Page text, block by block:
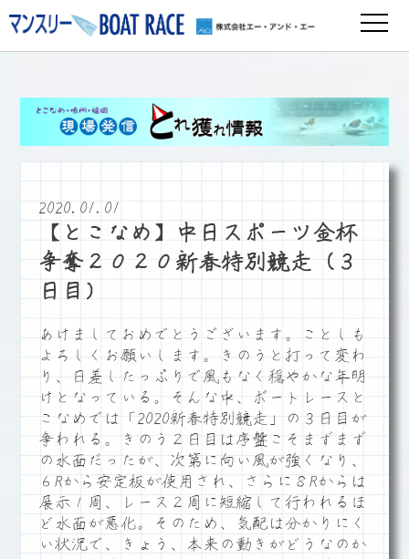
2020.01.01
【とこなめ】中日スポーツ金杯
争奪２０２０新春特別競走（３
日目）
あけましておめでとうございます。ことしも
よろしくお願いします。きのうと打って変わ
り、日差したっぷりで風もなく穏やかな年明
けとなっている。そんな中、ボートレースと
こなめでは「2020新春特別競走」の３日目が
争われる。きのう２日目は序盤こそまずまず
の水面だったが、次第に向い風が強くなり、
６Rから安定板が使用され、さらに８Rからは
展示１周、レース２周に短縮して行われるほ
ど水面が悪化。そのため、気配は分かりにく
い状況で、きょう、本来の動きがどうなのか